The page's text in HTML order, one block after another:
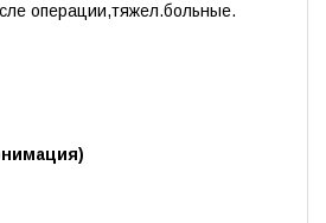
операции,тяжел.больные.